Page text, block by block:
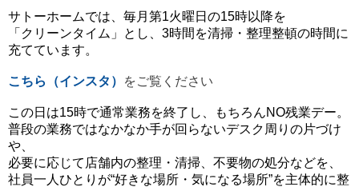
サトーホームでは、毎月第1火曜日の15時以降を
「クリーンタイム」とし、3時間を清掃・整理整頓の時間に
充てています。
こちら（インスタ） をご覧ください
この日は15時で通常業務を終了し、もちろんNO残業デー。
普段の業務ではなかなか手が回らないデスク周りの片づけ
や、
必要に応じて店舗内の整理・清掃、不要物の処分などを、
社員一人ひとりが“好きな場所・気になる場所”を主体的に整